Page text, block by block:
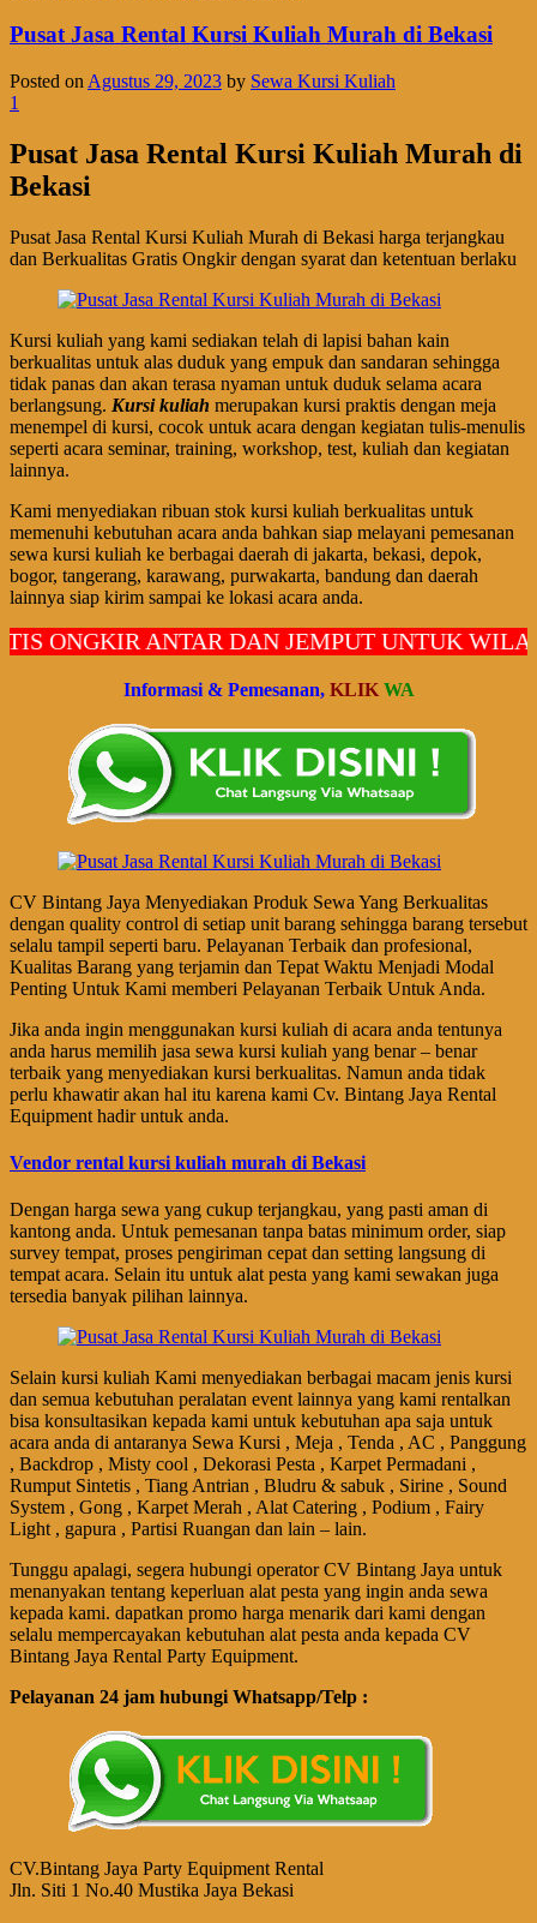
Pusat Jasa Rental Kursi Kuliah Murah di Bekasi
Posted on Agustus 29, 2023 by Sewa Kursi Kuliah
1
Pusat Jasa Rental Kursi Kuliah Murah di
Bekasi
Pusat Jasa Rental Kursi Kuliah Murah di Bekasi harga terjangkau
dan Berkualitas Gratis Ongkir dengan syarat dan ketentuan berlaku
Kursi kuliah yang kami sediakan telah di lapisi bahan kain
berkualitas untuk alas duduk yang empuk dan sandaran sehingga
tidak panas dan akan terasa nyaman untuk duduk selama acara
berlangsung. Kursi kuliah merupakan kursi praktis dengan meja
menempel di kursi, cocok untuk acara dengan kegiatan tulis-menulis
seperti acara seminar, training, workshop, test, kuliah dan kegiatan
lainnya.
Kami menyediakan ribuan stok kursi kuliah berkualitas untuk
memenuhi kebutuhan acara anda bahkan siap melayani pemesanan
sewa kursi kuliah ke berbagai daerah di jakarta, bekasi, depok,
bogor, tangerang, karawang, purwakarta, bandung dan daerah
lainnya siap kirim sampai ke lokasi acara anda.
ANTAR DAN JEMPUT UNTUK WILAYAH
Informasi & Pemesanan, KLIK WA
CV Bintang Jaya Menyediakan Produk Sewa Yang Berkualitas
dengan quality control di setiap unit barang sehingga barang tersebut
selalu tampil seperti baru. Pelayanan Terbaik dan profesional,
Kualitas Barang yang terjamin dan Tepat Waktu Menjadi Modal
Penting Untuk Kami memberi Pelayanan Terbaik Untuk Anda.
Jika anda ingin menggunakan kursi kuliah di acara anda tentunya
anda harus memilih jasa sewa kursi kuliah yang benar – benar
terbaik yang menyediakan kursi berkualitas. Namun anda tidak
perlu khawatir akan hal itu karena kami Cv. Bintang Jaya Rental
Equipment hadir untuk anda.
Vendor rental kursi kuliah murah di Bekasi
Dengan harga sewa yang cukup terjangkau, yang pasti aman di
kantong anda. Untuk pemesanan tanpa batas minimum order, siap
survey tempat, proses pengiriman cepat dan setting langsung di
tempat acara. Selain itu untuk alat pesta yang kami sewakan juga
tersedia banyak pilihan lainnya.
Selain kursi kuliah Kami menyediakan berbagai macam jenis kursi
dan semua kebutuhan peralatan event lainnya yang kami rentalkan
bisa konsultasikan kepada kami untuk kebutuhan apa saja untuk
acara anda di antaranya Sewa Kursi , Meja , Tenda , AC , Panggung
, Backdrop , Misty cool , Dekorasi Pesta , Karpet Permadani ,
Rumput Sintetis , Tiang Antrian , Bludru & sabuk , Sirine , Sound
System , Gong , Karpet Merah , Alat Catering , Podium , Fairy
Light , gapura , Partisi Ruangan dan lain – lain.
Tunggu apalagi, segera hubungi operator CV Bintang Jaya untuk
menanyakan tentang keperluan alat pesta yang ingin anda sewa
kepada kami. dapatkan promo harga menarik dari kami dengan
selalu mempercayakan kebutuhan alat pesta anda kepada CV
Bintang Jaya Rental Party Equipment.
Pelayanan 24 jam hubungi Whatsapp/Telp :
CV.Bintang Jaya Party Equipment Rental
Jln. Siti 1 No.40 Mustika Jaya Bekasi